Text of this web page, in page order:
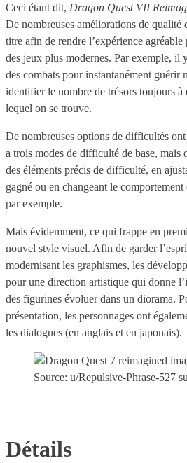
Ceci étant dit, Dragon Quest VII
De nombreuses améliorations de qualité
titre afin de rendre l’expérience
des jeux plus modernes. Par exemple, il
des combats pour instantanément guérir
identifier le nombre de trésors toujours
lequel on se trouve.
De nombreuses options de difficultés
a trois modes de difficulté de base, mais
des éléments précis de difficulté, en
gagné ou en changeant le comportement
par exemple.
Mais évidemment, ce qui frappe en
nouvel style visuel. Afin de garder
modernisant les graphismes, les
pour une direction artistique qui donne
des figurines évoluer dans un diorama.
présentation, les personnages ont
les dialogues (en anglais et en japonais).
Source: u/Repulsive-Phrase-527
Détails